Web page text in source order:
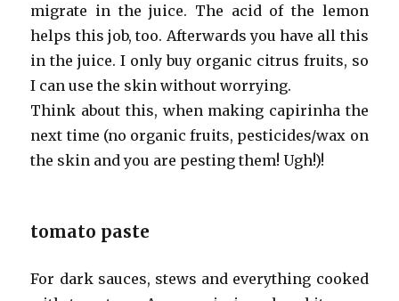
migrate in the juice. The acid of the lemon
helps this job, too. Afterwards you have all this
in the juice. I only buy organic citrus fruits, so
I can use the skin without worrying.
Think about this, when making capirinha the
next time (no organic fruits, pesticides/wax on
the skin and you are pesting them! Ugh!)!
tomato paste
For dark sauces, stews and everything cooked